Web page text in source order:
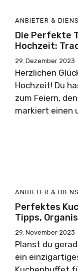
ANBIETER &
Die Perfekte
Hochzeit:
29. Dezember 2023
Herzlichen
Hochzeit! Du
zum Feiern,
markiert einen
ANBIETER &
Perfektes
Tipps,
29. November 2023
Planst du
ein